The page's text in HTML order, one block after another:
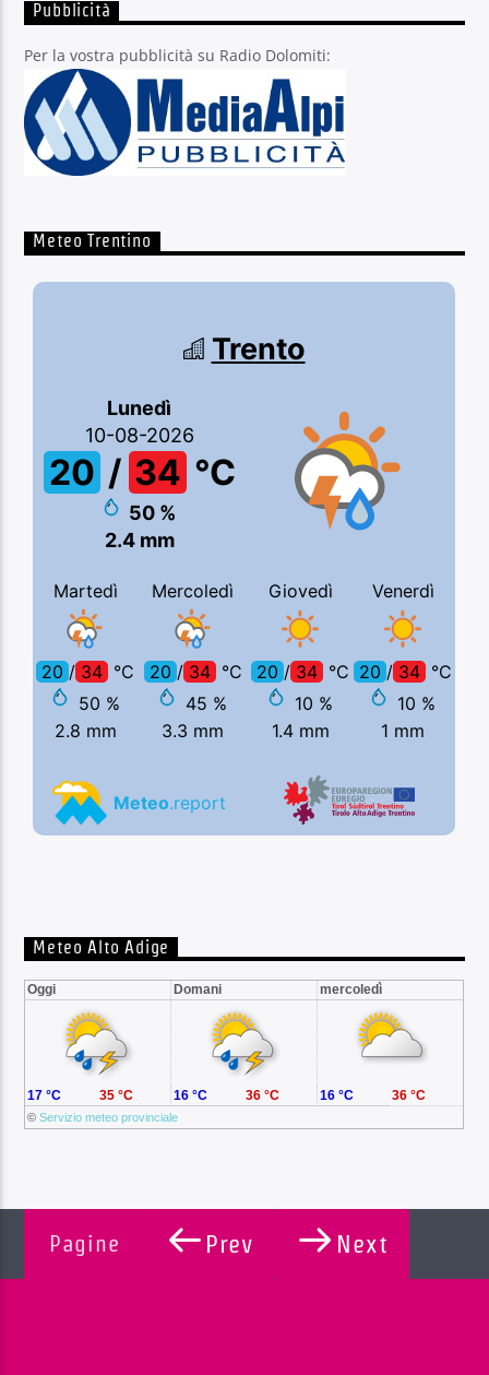
Pubblicità
Per la vostra pubblicità su Radio Dolomiti:
Meteo Trentino
Meteo Alto Adige
Oggi Domani mercoledì
©Servizio meteo provinciale
17 °C 35 °C 16 °C 36 °C 16 °C 36 °C
Pagine Prev Next